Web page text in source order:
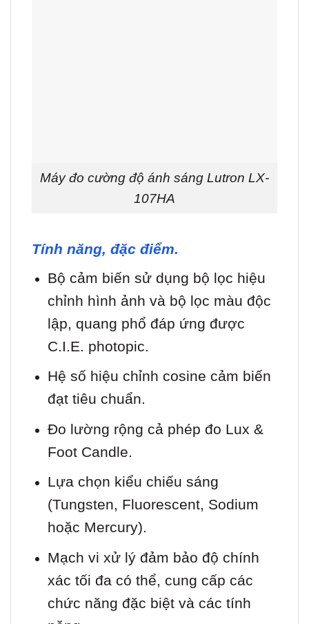
Máy đo cường độ ánh sáng Lutron LX-
107HA
Tính năng, đặc điểm.
Bộ cảm biến sử dụng bộ lọc hiệu
chỉnh hình ảnh và bộ lọc màu độc
lập, quang phổ đáp ứng được
C.I.E. photopic.
Hệ số hiệu chỉnh cosine cảm biến
đạt tiêu chuẩn.
Đo lường rộng cả phép đo Lux &
Foot Candle.
Lựa chọn kiểu chiếu sáng
(Tungsten, Fluorescent, Sodium
hoặc Mercury).
Mạch vi xử lý đảm bảo độ chính
xác tối đa có thể, cung cấp các
chức năng đặc biệt và các tính